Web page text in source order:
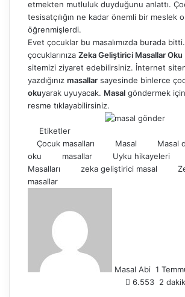
etmekten mutluluk duyduğunu anlattı.
tesisatçılığın ne kadar önemli bir meslek
öğrenmişlerdi.
Evet çocuklar bu masalımızda burada
çocuklarınıza Zeka Geliştirici Masallar Oku
sitemizi ziyaret edebilirsiniz. İnternet
yazdığınız masallar sayesinde binlerce
okuyarak uyuyacak. Masal göndermek
resme tıklayabilirsiniz.
Etiketler
Çocuk masalları
Masal Masal
oku
masallar Uyku hikayeleri
Masalları
zeka geliştirici masal
masallar
Masal Abi 1
6.553 2